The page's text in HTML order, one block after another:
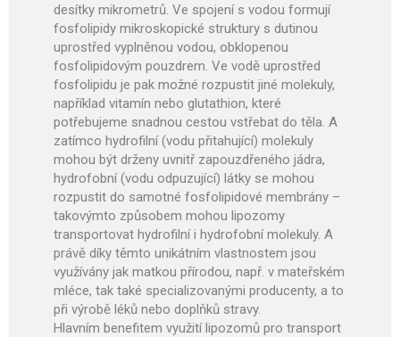
desítky mikrometrů. Ve spojení s vodou formují
fosfolipidy mikroskopické struktury s dutinou
uprostřed vyplněnou vodou, obklopenou
fosfolipidovým pouzdrem. Ve vodě uprostřed
fosfolipidu je pak možné rozpustit jiné molekuly,
například vitamín nebo glutathion, které
potřebujeme snadnou cestou vstřebat do těla. A
zatímco hydrofilní (vodu přitahující) molekuly
mohou být drženy uvnitř zapouzdřeného jádra,
hydrofobní (vodu odpuzující) látky se mohou
rozpustit do samotné fosfolipidové membrány –
takovýmto způsobem mohou lipozomy
transportovat hydrofilní i hydrofobní molekuly. A
právě díky těmto unikátním vlastnostem jsou
využívány jak matkou přírodou, např. v mateřském
mléce, tak také specializovanými producenty, a to
při výrobě léků nebo doplňků stravy.
Hlavním benefitem využití lipozomů pro transport